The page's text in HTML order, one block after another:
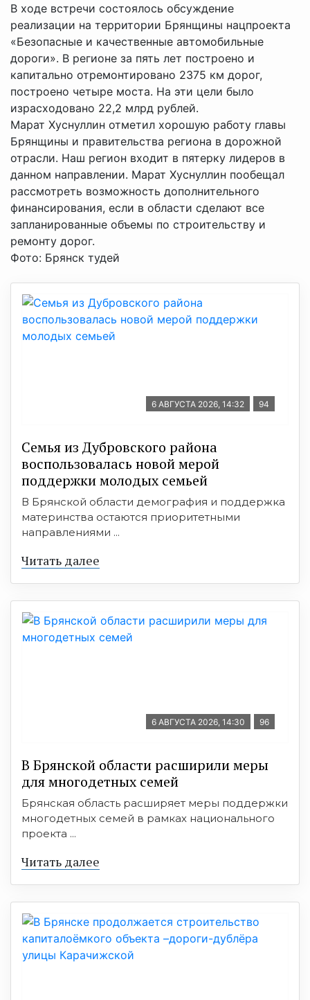
В ходе встречи состоялось обсуждение
реализации на территории Брянщины нацпроекта
«Безопасные и качественные автомобильные
дороги». В регионе за пять лет построено и
капитально отремонтировано 2375 км дорог,
построено четыре моста. На эти цели было
израсходовано 22,2 млрд рублей.
Марат Хуснуллин отметил хорошую работу главы
Брянщины и правительства региона в дорожной
отрасли. Наш регион входит в пятерку лидеров в
данном направлении. Марат Хуснуллин пообещал
рассмотреть возможность дополнительного
финансирования, если в области сделают все
запланированные объемы по строительству и
ремонту дорог.
Фото: Брянск тудей
6 АВГУСТА 2026, 14:32 94
Семья из Дубровского района
воспользовалась новой мерой
поддержки молодых семьей
В Брянской области демография и поддержка
материнства остаются приоритетными
направлениями ...
Читать далее
6 АВГУСТА 2026, 14:30 96
В Брянской области расширили меры
для многодетных семей
Брянская область расширяет меры поддержки
многодетных семей в рамках национального
проекта ...
Читать далее